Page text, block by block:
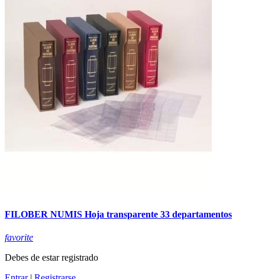
FILOBER NUMIS Hoja transparente 33 departamentos
favorite
Debes de estar registrado